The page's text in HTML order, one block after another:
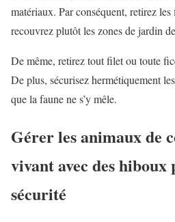
matériaux. Par conséquent, retirez
recouvrez plutôt les zones de jardin
De même, retirez tout filet ou toute
De plus, sécurisez hermétiquement
que la faune ne s’y mêle.
Gérer les animaux de
vivant avec des hiboux
sécurité